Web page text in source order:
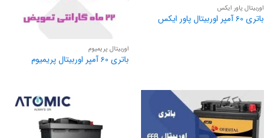
اوربیتال پاور ایکس
باتری 60 آمپر اوربیتال پاور ایکس
اوربیتال پریمیوم
باتری 60 آمپر اوربیتال پریمیوم